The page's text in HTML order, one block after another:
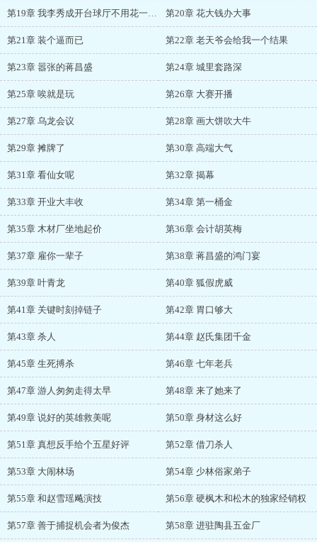
第19章 我李秀成开台球厅不用花一分钱 第20章 花大钱办大事
第21章 装个逼而已 第22章 老天爷会给我一个结果
第23章 嚣张的蒋昌盛 第24章 城里套路深
第25章 唉就是玩 第26章 大赛开播
第27章 乌龙会议 第28章 画大饼吹大牛
第29章 摊牌了 第30章 高端大气
第31章 看仙女呢 第32章 揭幕
第33章 开业大丰收 第34章 第一桶金
第35章 木材厂坐地起价 第36章 会计胡英梅
第37章 雇你一辈子 第38章 蒋昌盛的鸿门宴
第39章 叶青龙 第40章 狐假虎威
第41章 关键时刻掉链子 第42章 胃口够大
第43章 杀人 第44章 赵氏集团千金
第45章 生死搏杀 第46章 七年老兵
第47章 游人匆匆走得太早 第48章 来了她来了
第49章 说好的英雄救美呢 第50章 身材这么好
第51章 真想反手给个五星好评 第52章 借刀杀人
第53章 大闹林场 第54章 少林俗家弟子
第55章 和赵雪瑶飚演技 第56章 硬枫木和松木的独家经销权
第57章 善于捕捉机会者为俊杰 第58章 进驻陶县五金厂